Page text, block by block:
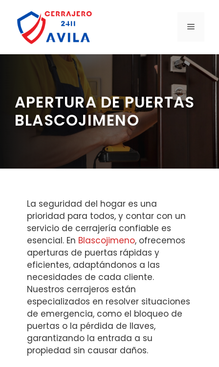
contenido
MENÚ
APERTURA DE PUERTAS
BLASCOJIMENO
La seguridad del hogar es una
prioridad para todos, y contar con un
servicio de cerrajería confiable es
esencial. En Blascojimeno, ofrecemos
aperturas de puertas rápidas y
eficientes, adaptándonos a las
necesidades de cada cliente.
Nuestros cerrajeros están
especializados en resolver situaciones
de emergencia, como el bloqueo de
puertas o la pérdida de llaves,
garantizando la entrada a su
propiedad sin causar daños.